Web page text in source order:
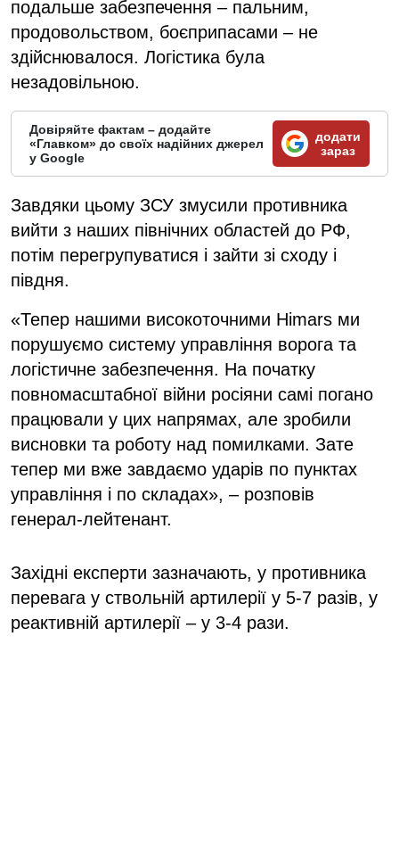
подальше забезпечення – пальним,
продовольством, боєприпасами – не
здійснювалося. Логістика була
незадовільною.
Довіряйте фактам – додайте
«Главком» до своїх надійних джерел
у Google
додати
зараз
Завдяки цьому ЗСУ змусили противника
вийти з наших північних областей до РФ,
потім перегрупуватися і зайти зі сходу і
півдня.
«Тепер нашими високоточними Himars ми
порушуємо систему управління ворога та
логістичне забезпечення. На початку
повномасштабної війни росіяни самі погано
працювали у цих напрямах, але зробили
висновки та роботу над помилками. Зате
тепер ми вже завдаємо ударів по пунктах
управління і по складах», – розповів
генерал-лейтенант.
Західні експерти зазначають, у противника
перевага у ствольній артилерії у 5-7 разів, у
реактивній артилерії – у 3-4 рази.